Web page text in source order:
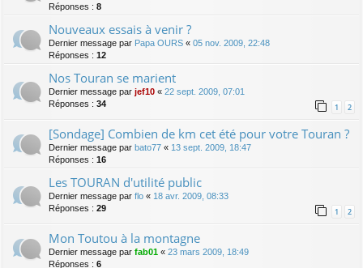
Réponses : 8
Nouveaux essais à venir ?
Dernier message par Papa OURS « 05 nov. 2009, 22:48
Réponses : 12
Nos Touran se marient
Dernier message par jef10 « 22 sept. 2009, 07:01
Réponses : 34 1 2
[Sondage] Combien de km cet été pour votre Touran ?
Dernier message par bato77 « 13 sept. 2009, 18:47
Réponses : 16
Les TOURAN d'utilité public
Dernier message par flo « 18 avr. 2009, 08:33
Réponses : 29 1 2
Mon Toutou à la montagne
Dernier message par fab01 « 23 mars 2009, 18:49
Réponses : 6